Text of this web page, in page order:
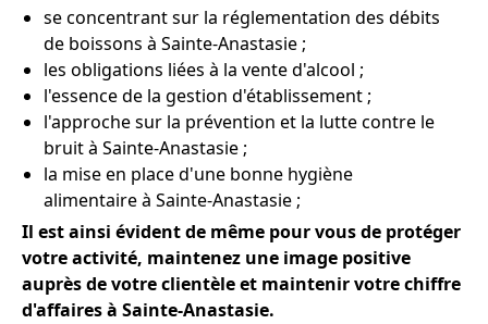
se concentrant sur la réglementation des débits
de boissons à Sainte-Anastasie ;
les obligations liées à la vente d'alcool ;
l'essence de la gestion d'établissement ;
l'approche sur la prévention et la lutte contre le
bruit à Sainte-Anastasie ;
la mise en place d'une bonne hygiène
alimentaire à Sainte-Anastasie ;
Il est ainsi évident de même pour vous de protéger
votre activité, maintenez une image positive
auprès de votre clientèle et maintenir votre chiffre
d'affaires à Sainte-Anastasie.